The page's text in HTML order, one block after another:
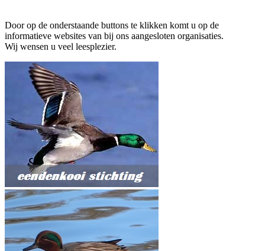
Door op de onderstaande buttons te klikken komt u op de
informatieve websites van bij ons aangesloten organisaties.
Wij wensen u veel leesplezier.